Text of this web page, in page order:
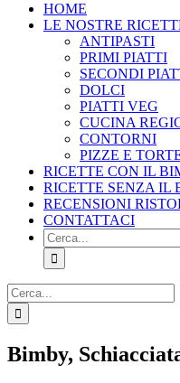
HOME
LE NOSTRE
ANTIPASTI
PRIMI PIATTI
SECONDI
DOLCI
PIATTI VEG
CUCINA
CONTORNI
PIZZE E
RICETTE CON IL
RICETTE SENZA IL
RECENSIONI
CONTATTACI
Cerca
per:
Cerca
per:
Bimby,